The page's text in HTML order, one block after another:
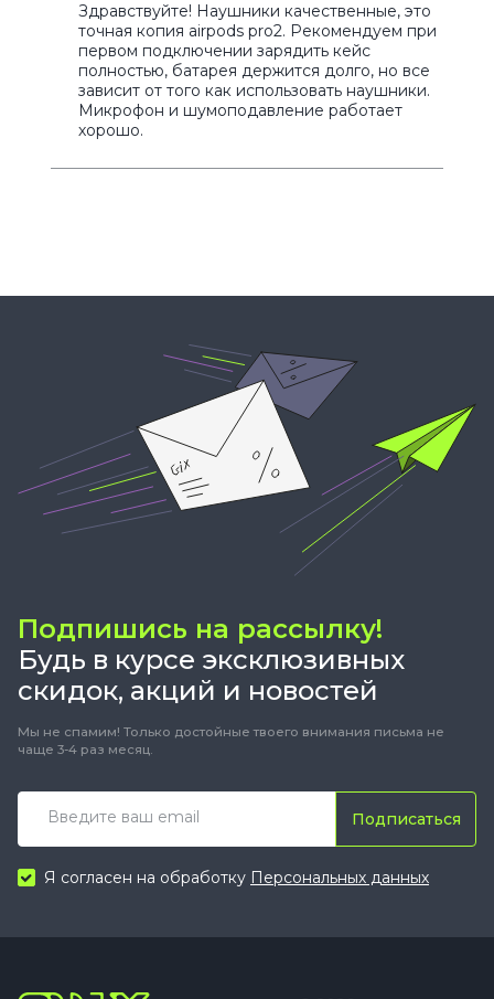
Здравствуйте! Наушники качественные, это
точная копия airpods pro2. Рекомендуем при
первом подключении зарядить кейс
полностью, батарея держится долго, но все
зависит от того как использовать наушники.
Микрофон и шумоподавление работает
хорошо.
Подпишись на рассылку!
Будь в курсе эксклюзивных
скидок, акций и новостей
Мы не спамим! Только достойные твоего внимания письма не
чаще 3-4 раз месяц.
Подписаться
Я согласен на обработку Персональных данных